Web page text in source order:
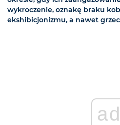
wykroczenie, oznakę braku
ekshibicjonizmu, a nawet
ad